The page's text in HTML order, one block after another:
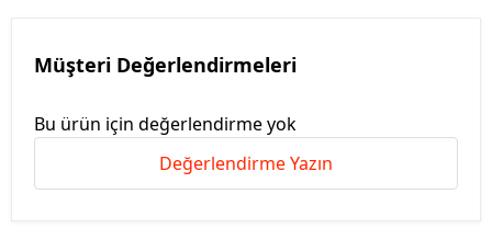
Müşteri Değerlendirmeleri
Bu ürün için değerlendirme yok
Değerlendirme Yazın